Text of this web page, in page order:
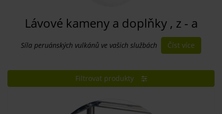
Lávové kameny a doplňky , z - a
Síla peruánských vulkánů ve vašich službách Číst více
Filtrovat produkty